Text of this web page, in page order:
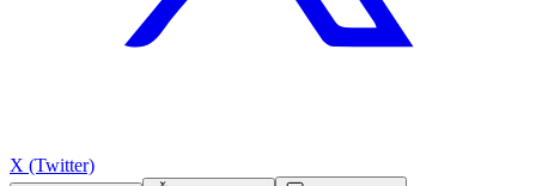
X (Twitter)